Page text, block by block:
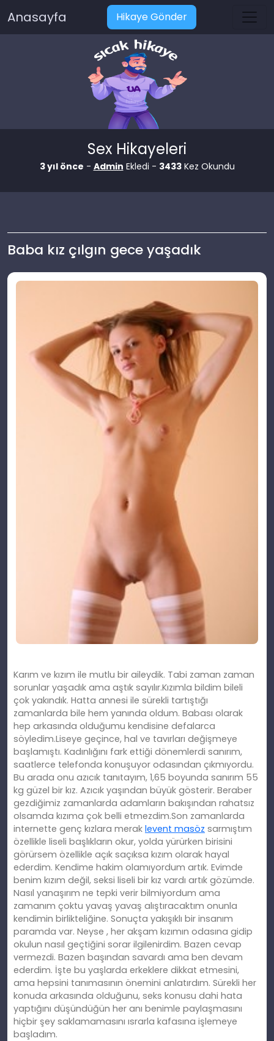
Anasayfa Hikaye Gönder
Sex Hikayeleri
3 yıl önce - Admin Ekledi - 3433Kez Okundu
Baba kız çılgın gece yaşadık
Karım ve kızım ile mutlu bir aileydik. Tabi zaman zaman
sorunlar yaşadık ama aştık sayılır.Kızımla bildim bileli
çok yakındık. Hatta annesi ile sürekli tartıştığı
zamanlarda bile hem yanında oldum. Babası olarak
hep arkasında olduğumu kendisine defalarca
söyledim.Liseye geçince, hal ve tavırları değişmeye
başlamıştı. Kadınlığını fark ettiği dönemlerdi sanırım,
saatlerce telefonda konuşuyor odasından çıkmıyordu.
Bu arada onu azıcık tanıtayım, 1,65 boyunda sanırım 55
kg güzel bir kız. Azıcık yaşından büyük gösterir. Beraber
gezdiğimiz zamanlarda adamların bakışından rahatsız
olsamda kızıma çok belli etmezdim.Son zamanlarda
internette genç kızlara merak levent masöz sarmıştım
özellikle liseli başlıkların okur, yolda yürürken birisini
görürsem özellikle açık saçıksa kızım olarak hayal
ederdim. Kendime hakim olamıyordum artık. Evimde
benim kızım değil, seksi liseli bir kız vardı artık gözümde.
Nasıl yanaşırım ne tepki verir bilmiyordum ama
zamanım çoktu yavaş yavaş alıştıracaktım onunla
kendimin birlikteliğine. Sonuçta yakışıklı bir insanım
paramda var. Neyse , her akşam kızımın odasına gidip
okulun nasıl geçtiğini sorar ilgilenirdim. Bazen cevap
vermezdi. Bazen başından savardı ama ben devam
ederdim. İşte bu yaşlarda erkeklere dikkat etmesini,
ama hepsini tanımasının önemini anlatırdım. Sürekli her
konuda arkasında olduğunu, seks konusu dahi hata
yaptığını düşündüğün her anı benimle paylaşmasını
hiçbir şey saklamamasını ısrarla kafasına işlemeye
başladım.